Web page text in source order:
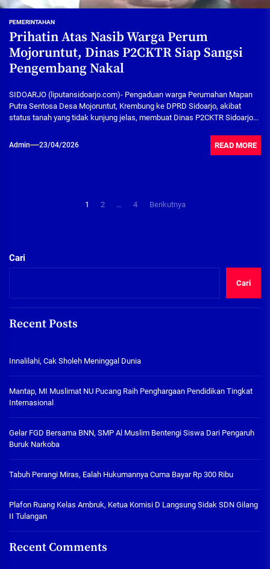
PEMERINTAHAN
Prihatin Atas Nasib Warga Perum
Mojoruntut, Dinas P2CKTR Siap Sangsi
Pengembang Nakal
SIDOARJO (liputansidoarjo.com)- Pengaduan warga Perumahan Mapan
Putra Sentosa Desa Mojoruntut, Krembung ke DPRD Sidoarjo, akibat
status tanah yang tidak kunjung jelas, membuat Dinas P2CKTR Sidoarjo...
Admin 23/04/2026 READ MORE
1 2 … 4 Berikutnya
Cari
Cari
Recent Posts
Innalilahi, Cak Sholeh Meninggal Dunia
Mantap, MI Muslimat NU Pucang Raih Penghargaan Pendidikan Tingkat
Internasional
Gelar FGD Bersama BNN, SMP Al Muslim Bentengi Siswa Dari Pengaruh
Buruk Narkoba
Tabuh Perangi Miras, Ealah Hukumannya Cuma Bayar Rp 300 Ribu
Plafon Ruang Kelas Ambruk, Ketua Komisi D Langsung Sidak SDN Gilang
II Tulangan
Recent Comments